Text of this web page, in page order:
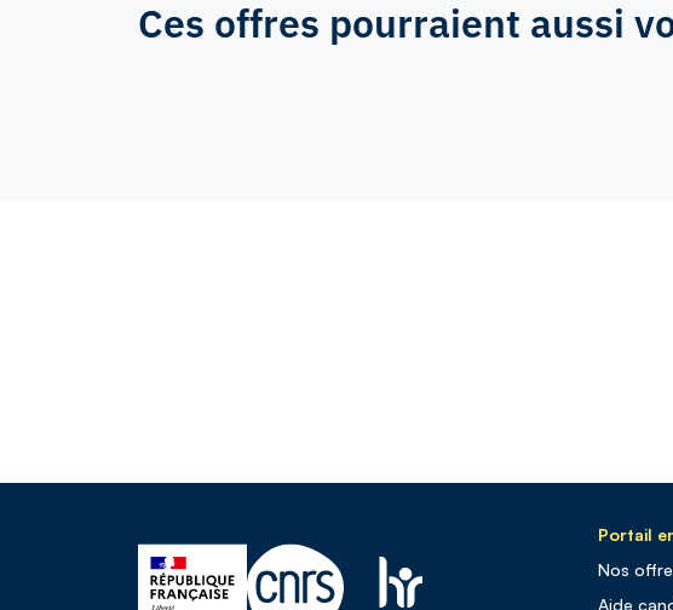
Ces offres pourraient aussi
Portail
Nos
Aide